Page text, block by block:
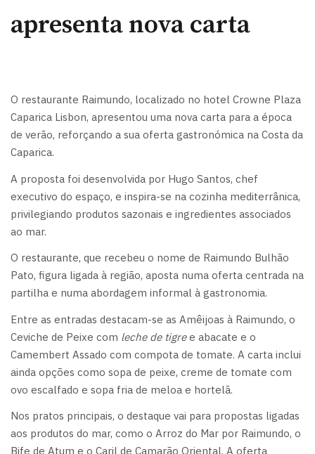
apresenta nova carta
O restaurante Raimundo, localizado no hotel Crowne Plaza
Caparica Lisbon, apresentou uma nova carta para a época
de verão, reforçando a sua oferta gastronómica na Costa da
Caparica.
A proposta foi desenvolvida por Hugo Santos, chef
executivo do espaço, e inspira-se na cozinha mediterrânica,
privilegiando produtos sazonais e ingredientes associados
ao mar.
O restaurante, que recebeu o nome de Raimundo Bulhão
Pato, figura ligada à região, aposta numa oferta centrada na
partilha e numa abordagem informal à gastronomia.
Entre as entradas destacam-se as Amêijoas à Raimundo, o
Ceviche de Peixe com leche de tigree abacate e o
Camembert Assado com compota de tomate. A carta inclui
ainda opções como sopa de peixe, creme de tomate com
ovo escalfado e sopa fria de meloa e hortelã.
Nos pratos principais, o destaque vai para propostas ligadas
aos produtos do mar, como o Arroz do Mar por Raimundo, o
Bife de Atum e o Caril de Camarão Oriental. A oferta